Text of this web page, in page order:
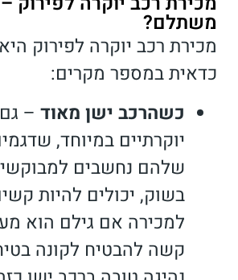
משתלם?
מכירת רכב יוקרה לפירוק
כדאית במספר מקרים:
כשהרכב ישן מאוד –
יוקרתיים במיוחד,
שלהם נחשבים
בשוק, יכולים להיות
קשה להבטיח לקונה